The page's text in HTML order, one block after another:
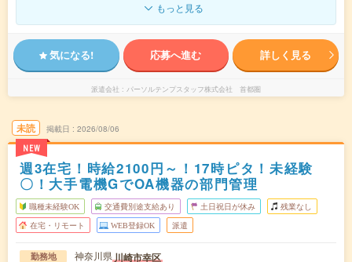
もっと見る
気になる! 応募へ進む 詳しく見る
派遣会社 パーソルテンプスタッフ株式会社 首都圏
未読
NEW
掲載日 2026/08/06
週3在宅！時給2100円～！17時ピタ！未経験
〇！大手電機GでOA機器の部門管理
職種未経験OK 交通費別途支給あり 土日祝日が休み 残業なし
在宅・リモート WEB登録OK 派遣
勤務地 神奈川県川崎市幸区